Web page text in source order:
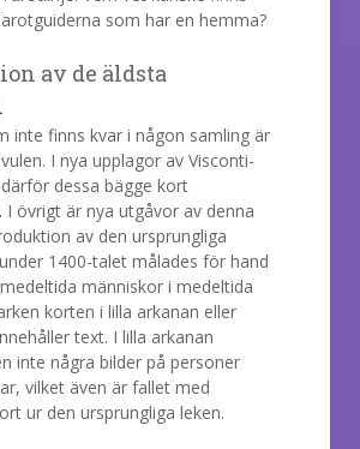
som har en hemma?
av de äldsta
inte finns kvar i någon samling är
I nya upplagor av Visconti-
dessa bägge kort
I övrigt är nya utgåvor av denna
av den ursprungliga
1400-talet målades för hand
människor i medeltida
korten i lilla arkanan eller
text. I lilla arkanan
inte några bilder på personer
vilket även är fallet med
ur den ursprungliga leken.